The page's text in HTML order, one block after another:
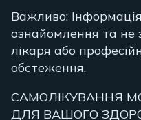
Важливо:
ознайомлення та не
лікаря або
обстеження.
САМОЛІКУВАННЯ
ДЛЯ ВАШОГО